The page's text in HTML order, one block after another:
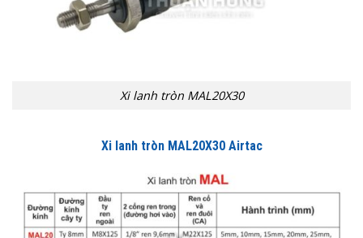
Xi lanh tròn MAL20X30
Xi lanh tròn MAL20X30 Airtac